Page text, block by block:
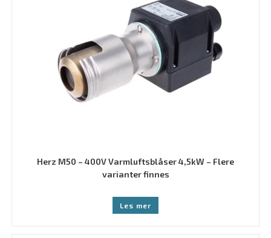
Herz M50 – 400V Varmluftsblåser 4,5kW – Flere
varianter finnes
Les mer